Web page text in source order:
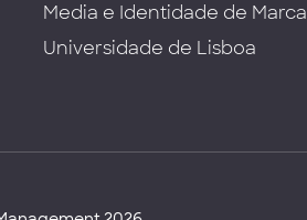
Media e Identidade de Marca
Universidade de Lisboa